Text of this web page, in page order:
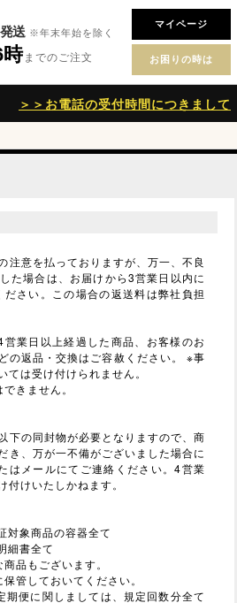
送 ※年末年始を除く
時 までのご注文
マイページ
お困りの時は
＞＞お電話の受付時間につきまして
注意を払っておりますが、万一、不良
た場合は、お届けから3営業日以内に
さい。この場合の返送料は弊社負担
業日以上経過した商品、お客様のお
の返品・交換はご容赦ください。 ※事
は受け付けられません。
きません。
下の同封物が必要となりますので、商
き、万が一不備がございました場合に
はメールにてご連絡ください。4営業
けいたしかねます。
対象商品の容器全て
細書全て
品もございます。
管しておいてください。
便に関しましては、規定回数分全て